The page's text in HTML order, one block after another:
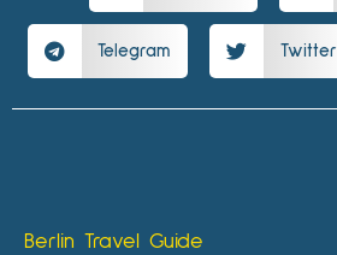
Telegram Twitter
Berlin Travel Guide